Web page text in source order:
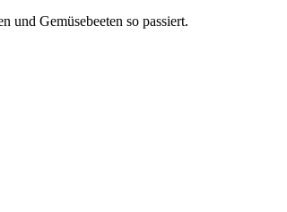
und Gemüsebeeten so passiert.